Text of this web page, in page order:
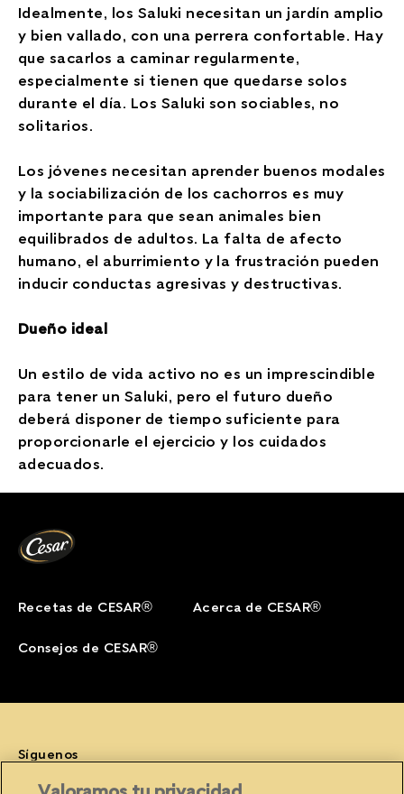
Idealmente, los Saluki necesitan un jardín amplio
y bien vallado, con una perrera confortable. Hay
que sacarlos a caminar regularmente,
especialmente si tienen que quedarse solos
durante el día. Los Saluki son sociables, no
solitarios.
Los jóvenes necesitan aprender buenos modales
y la sociabilización de los cachorros es muy
importante para que sean animales bien
equilibrados de adultos. La falta de afecto
humano, el aburrimiento y la frustración pueden
inducir conductas agresivas y destructivas.
Dueño ideal
Un estilo de vida activo no es un imprescindible
para tener un Saluki, pero el futuro dueño
deberá disponer de tiempo suficiente para
proporcionarle el ejercicio y los cuidados
adecuados.
Recetas de CESAR® Acerca de CESAR®
Consejos de CESAR®
Síguenos